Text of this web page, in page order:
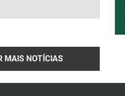
MAIS NOTÍCIAS